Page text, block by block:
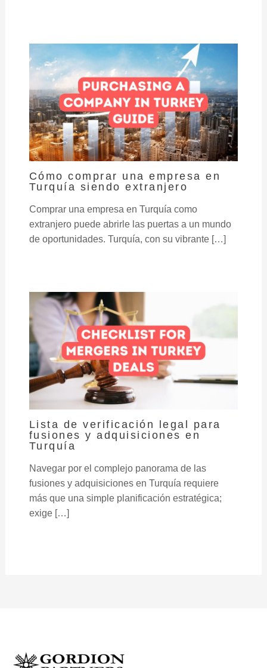
Cómo comprar una empresa en
Turquía siendo extranjero
Comprar una empresa en Turquía como
extranjero puede abrirle las puertas a un mundo
de oportunidades. Turquía, con su vibrante […]
Lista de verificación legal para
fusiones y adquisiciones en
Turquía
Navegar por el complejo panorama de las
fusiones y adquisiciones en Turquía requiere
más que una simple planificación estratégica;
exige […]